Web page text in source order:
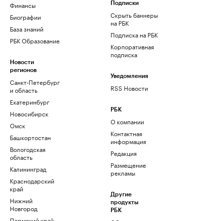
Финансы
Биографии
База знаний
РБК Образование
Новости
регионов
Санкт-Петербург
и область
Екатеринбург
Новосибирск
Омск
Башкортостан
Вологодская
область
Калининград
Краснодарский
край
Нижний
Новгород
Подписки
Скрыть баннеры
на РБК
Подписка на РБК
Корпоративная
подписка
Уведомления
RSS Новости
РБК
О компании
Контактная
информация
Редакция
Размещение
рекламы
Другие
продукты
РБК